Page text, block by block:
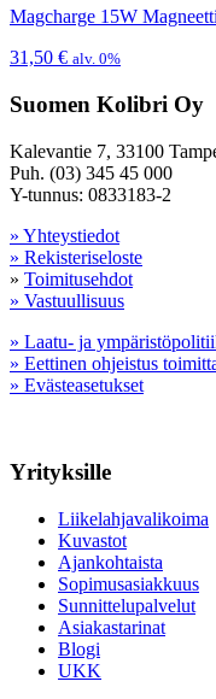
Magcharge 15W
31,50 € alv. 0%
Suomen Kolibri Oy
Kalevantie 7, 33100
Puh. (03) 345 45 000
Y-tunnus: 0833183-2
» Yhteystiedot
» Rekisteriseloste
» Toimitusehdot
» Vastuullisuus
» Laatu- ja
» Eettinen ohjeistus
» Evästeasetukset
Yrityksille
Liikelahjavalikoima
Kuvastot
Ajankohtaista
Sopimusasiakkuus
Sunnittelupalvelut
Asiakastarinat
Blogi
UKK